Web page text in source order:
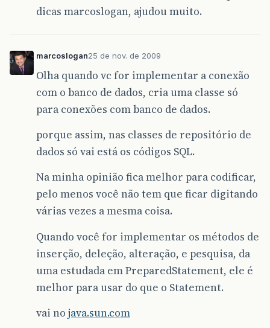
dicas marcoslogan, ajudou muito.
marcoslogan25 de nov. de 2009
Olha quando vc for implementar a conexão
com o banco de dados, cria uma classe só
para conexões com banco de dados.
porque assim, nas classes de repositório de
dados só vai está os códigos SQL.
Na minha opinião fica melhor para codificar,
pelo menos você não tem que ficar digitando
várias vezes a mesma coisa.
Quando você for implementar os métodos de
inserção, deleção, alteração, e pesquisa, da
uma estudada em PreparedStatement, ele é
melhor para usar do que o Statement.
vai no java.sun.com